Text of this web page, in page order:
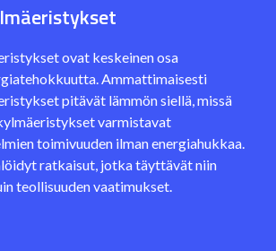
ovat keskeinen osa
Ammattimaisesti
pitävät lämmön siellä, missä
varmistavat
toimivuuden ilman energiahukkaa.
ratkaisut, jotka täyttävät niin
teollisuuden vaatimukset.